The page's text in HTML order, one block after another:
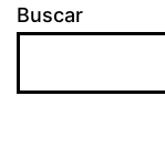
Buscar